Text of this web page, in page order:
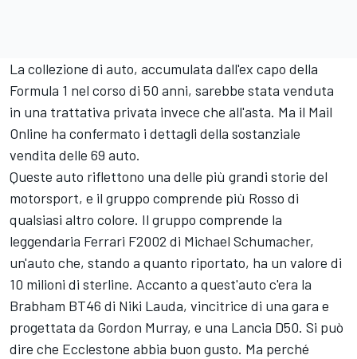
La collezione di auto, accumulata dall'ex capo della
Formula 1 nel corso di 50 anni, sarebbe stata venduta
in una trattativa privata invece che all'asta. Ma il Mail
Online ha confermato i dettagli della sostanziale
vendita delle 69 auto.
Queste auto riflettono una delle più grandi storie del
motorsport, e il gruppo comprende più Rosso di
qualsiasi altro colore. Il gruppo comprende la
leggendaria Ferrari F2002 di Michael Schumacher,
un'auto che, stando a quanto riportato, ha un valore di
10 milioni di sterline. Accanto a quest'auto c'era la
Brabham BT46 di Niki Lauda, vincitrice di una gara e
progettata da Gordon Murray, e una Lancia D50. Si può
dire che Ecclestone abbia buon gusto. Ma perché